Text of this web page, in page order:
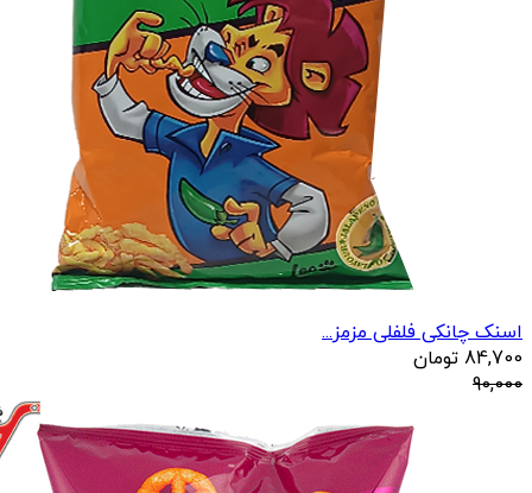
اسنک چانکی فلفلی مزمز...
84,700 تومان
90,000